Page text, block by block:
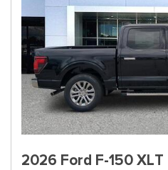
2026 Ford F-150 XLT